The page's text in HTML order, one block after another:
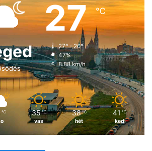
27℃
27º - 26º
47%
8.88 km/h
℃ 35 ℃
vas
38 ℃
hét
41 ℃
ked